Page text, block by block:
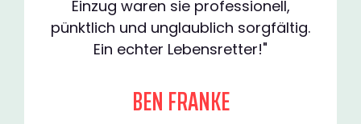
Einzug waren sie professionell,
pünktlich und unglaublich sorgfältig.
Ein echter Lebensretter!"
BEN FRANKE